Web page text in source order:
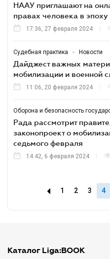
НААУ приглашают на
правах человека в
17:36, 27 февраля 2024
Судебная практика • Новости
Дайджест важных
мобилизации и военной
11:06, 20 февраля 2024
Оборона и безопасность
Рада рассмотрит
законопроект о
седьмого февраля
14:42, 6 февраля 2024
1 2 3 4
Каталог Liga:BOOK